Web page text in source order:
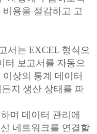
용을 절감하고 고
서는 EXCEL 형식으
터 보고서를 자동으
상의 통계 데이터
지 생산 상태를 파
며 데이터 관리에
네트워크를 연결할